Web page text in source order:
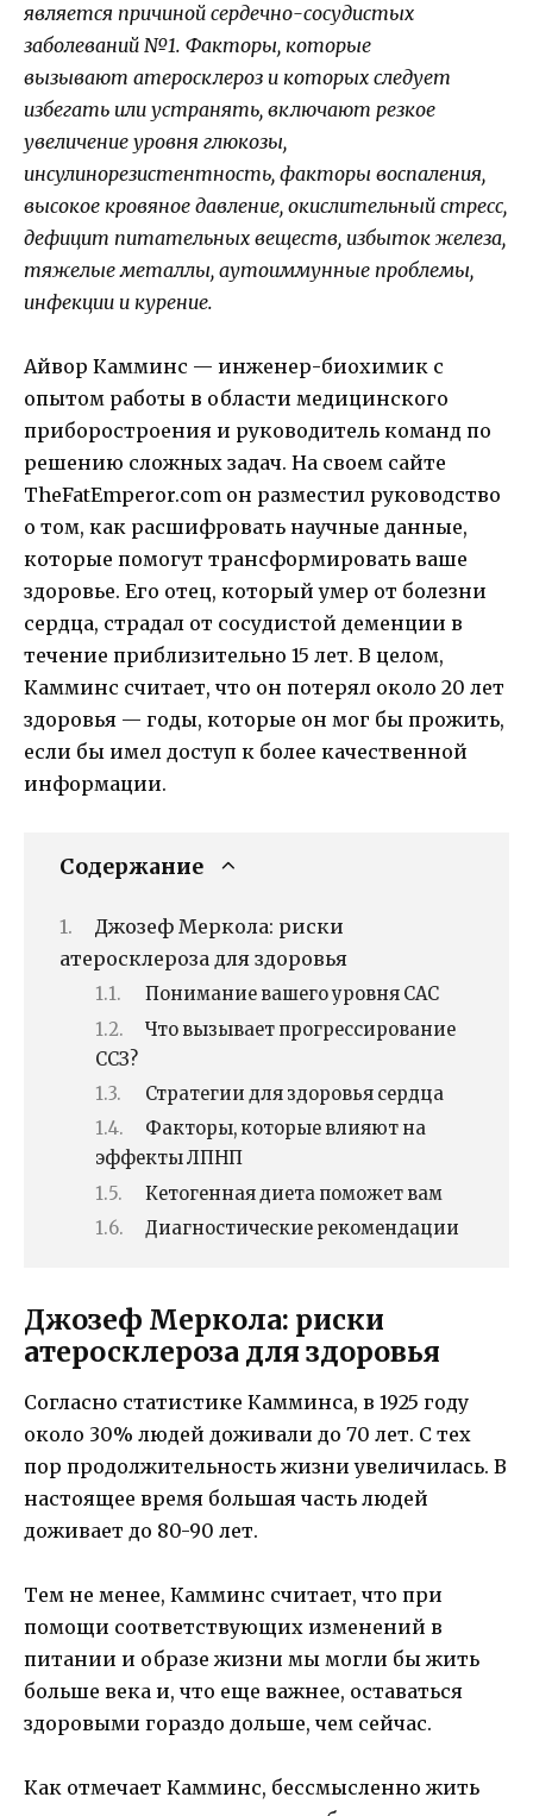
является причиной сердечно-сосудистых
заболеваний №1. Факторы, которые
вызывают атеросклероз и которых следует
избегать или устранять, включают резкое
увеличение уровня глюкозы,
инсулинорезистентность, факторы воспаления,
высокое кровяное давление, окислительный стресс,
дефицит питательных веществ, избыток железа,
тяжелые металлы, аутоиммунные проблемы,
инфекции и курение.
Айвор Камминс — инженер-биохимик с
опытом работы в области медицинского
приборостроения и руководитель команд по
решению сложных задач. На своем сайте
TheFatEmperor.com он разместил руководство
о том, как расшифровать научные данные,
которые помогут трансформировать ваше
здоровье. Его отец, который умер от болезни
сердца, страдал от сосудистой деменции в
течение приблизительно 15 лет. В целом,
Камминс считает, что он потерял около 20 лет
здоровья — годы, которые он мог бы прожить,
если бы имел доступ к более качественной
информации.
Содержание
Джозеф Меркола: риски
атеросклероза для здоровья
Понимание вашего уровня CAC
Что вызывает прогрессирование
ССЗ?
Стратегии для здоровья сердца
Факторы, которые влияют на
эффекты ЛПНП
Кетогенная диета поможет вам
Диагностические рекомендации
Джозеф Меркола: риски
атеросклероза для здоровья
Согласно статистике Камминса, в 1925 году
около 30% людей доживали до 70 лет. С тех
пор продолжительность жизни увеличилась. В
настоящее время большая часть людей
доживает до 80-90 лет.
Тем не менее, Камминс считает, что при
помощи соответствующих изменений в
питании и образе жизни мы могли бы жить
больше века и, что еще важнее, оставаться
здоровыми гораздо дольше, чем сейчас.
Как отмечает Камминс, бессмысленно жить